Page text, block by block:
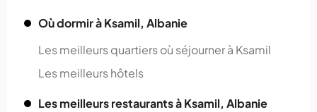
Où dormir à Ksamil, Albanie
Les meilleurs quartiers où séjourner à Ksamil
Les meilleurs hôtels
Les meilleurs restaurants à Ksamil, Albanie